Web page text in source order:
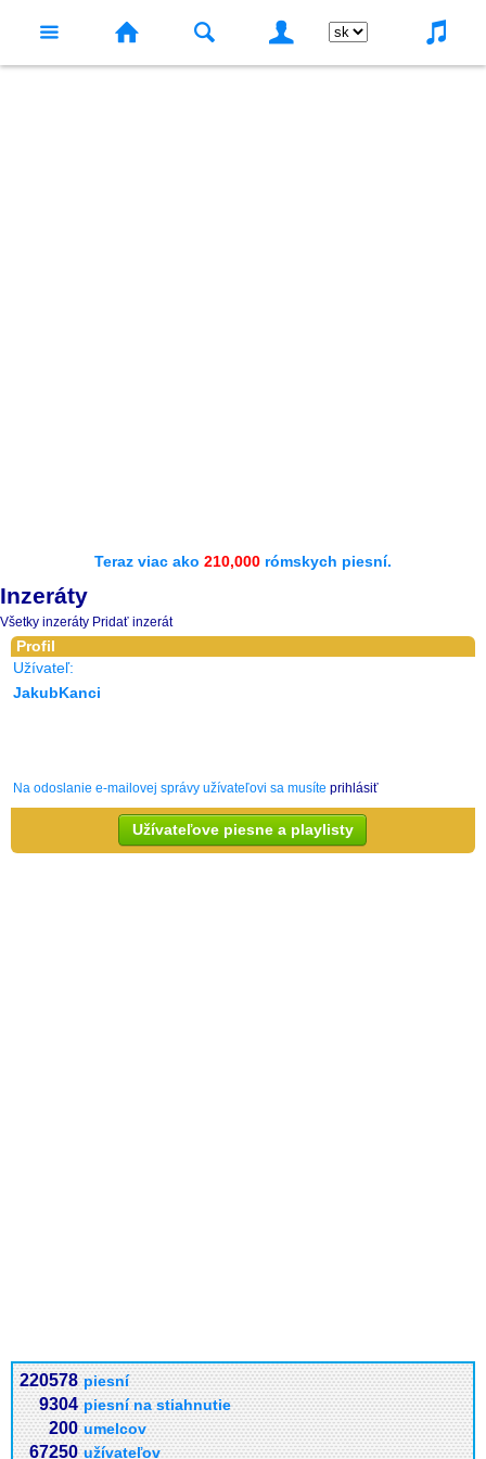
Teraz viac ako 210,000 rómskych piesní.
Inzeráty
Všetky inzeráty Pridať inzerát
Profil
Užívateľ:
JakubKanci
Na odoslanie e-mailovej správy užívateľovi sa musíte prihlásiť
Užívateľove piesne a playlisty
220578 piesní
9304 piesní na stiahnutie
200 umelcov
67250 užívateľov